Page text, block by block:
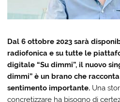
Dal 6 ottobre 2023 sarà
radiofonica e su tutte le
digitale “Su dimmi”, il nuovo
dimmi” è un brano che
sentimento importante. Una
concretizzare ha bisogno di